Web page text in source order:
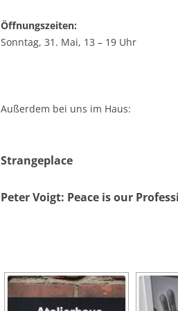
Öffnungszeiten:
Sonntag, 31. Mai, 13 – 19 Uhr
Außerdem bei uns im Haus:
Strangeplace
Peter Voigt: Peace is our